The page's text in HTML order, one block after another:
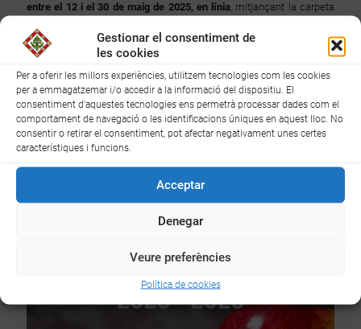
Gestionar el consentiment de
les cookies
Per a oferir les millors experiències, utilitzem tecnologies com les cookies
per a emmagatzemar i/o accedir a la informació del dispositiu. El
consentiment d'aquestes tecnologies ens permetrà processar dades com el
comportament de navegació o les identificacions úniques en aquest lloc. No
consentir o retirar el consentiment, pot afectar negativament unes certes
característiques i funcions.
Acceptar
Denegar
Veure preferències
Política de cookies
entre el 12 i el 30 de maig de 2025, en línia, mitjançant la carpeta
Camp
tramitin presencialmentdes de Reus. Aquesta oficina estarà oberta
a la Plaça de la Patacada, 1, de Reus (al costat de l’Oficina de
Consum). L’horari d’atenció presencial serà de les 9 a les 14 h, de
dilluns a divendres,mitjançant cita prèvia , que es podrà reservar al
web baixcamp.cat, on també es pot trobar
necessària per a fer la sol·licitud.
Per a més informació, es pot contactar mitjançant el correu